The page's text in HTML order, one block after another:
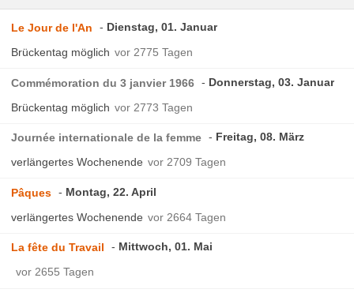
Le Jour de l'An
Dienstag, 01. Januar
Brückentag möglich vor 2775 Tagen
Commémoration du 3 janvier 1966
Donnerstag, 03. Januar
Brückentag möglich vor 2773 Tagen
Journée internationale de la femme
Freitag, 08. März
verlängertes Wochenende vor 2709 Tagen
Pâques
Montag, 22. April
verlängertes Wochenende vor 2664 Tagen
La fête du Travail
Mittwoch, 01. Mai
vor 2655 Tagen